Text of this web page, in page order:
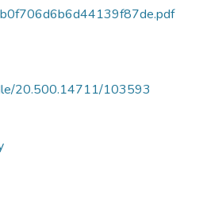
20.500.14711/103593